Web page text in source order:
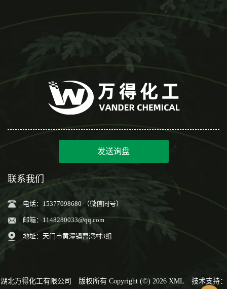
发送询盘
联系我们
电话：15377098680 （微信同号）
邮箱： 1148280033@qq.com
地址：天门市黄潭镇曹湾村3组
湖北万得化工有限公司 版权所有 Copyright (©) 2026 XML 技术支持：